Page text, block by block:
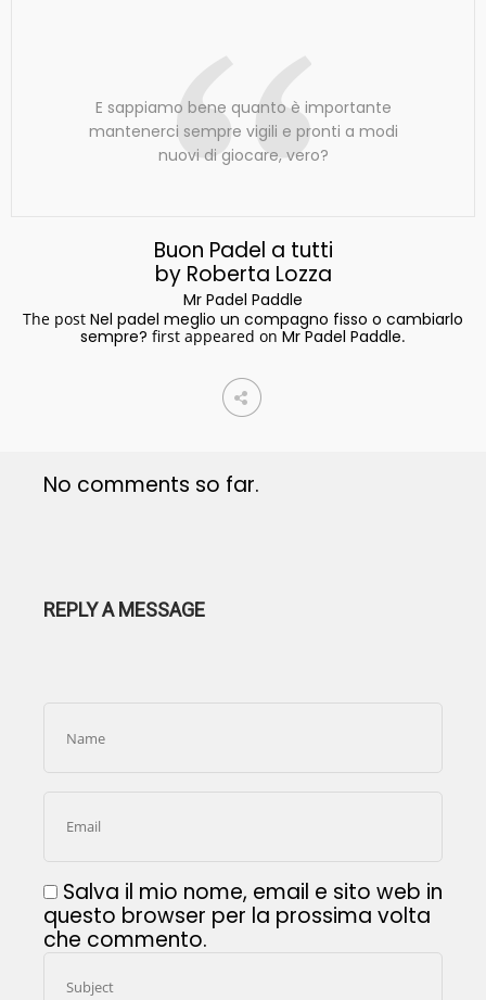
E sappiamo bene quanto è importante
mantenerci sempre vigili e pronti a modi
nuovi di giocare, vero?
Buon Padel a tutti
by Roberta Lozza
Mr Padel Paddle
The post Nel padel meglio un compagno fisso o cambiarlo
sempre? first appeared onMr Padel Paddle.
No comments so far.
REPLY A MESSAGE
Salva il mio nome, email e sito web in
questo browser per la prossima volta
che commento.